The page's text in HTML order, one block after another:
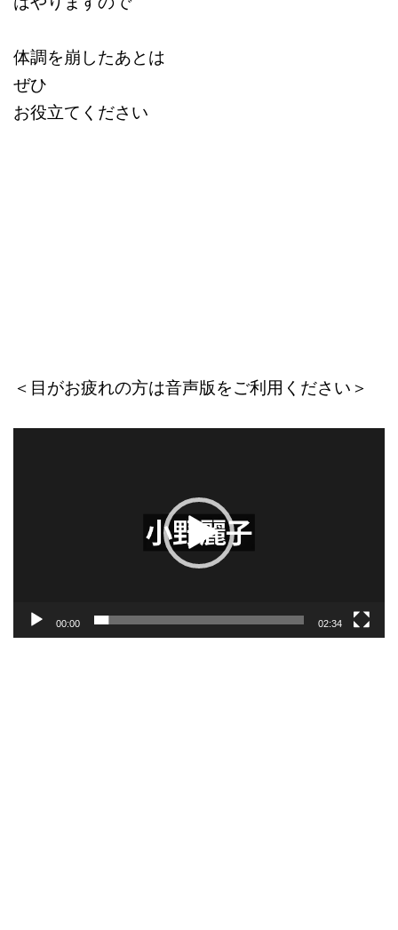
体調を崩したあとは
ぜひ
お役立てください
＜目がお疲れの方は音声版をご利用ください＞
00:00 02:34